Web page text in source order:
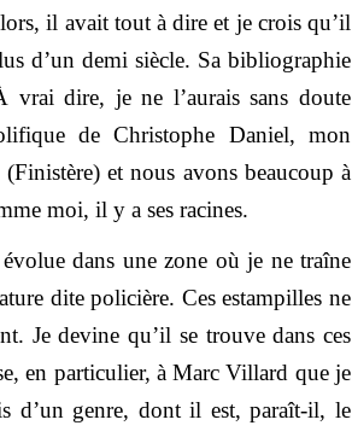
il avait tout à dire et je crois qu’il
d’un demi siècle. Sa bibliographie
dire, je ne l’aurais sans doute
de Christophe Daniel, mon
et nous avons beaucoup à
moi, il y a ses racines.
dans une zone où je ne traîne
dite policière. Ces estampilles ne
Je devine qu’il se trouve dans ces
en particulier, à Marc Villard que je
d’un genre, dont il est, paraît-il, le